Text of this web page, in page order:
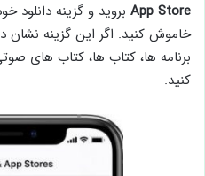
App Store
خاموش کنید. اگر این گزینه
برنامه ها، کتاب ها، کتاب های
کنید.